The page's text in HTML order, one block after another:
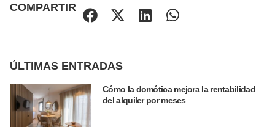
COMPARTIR
ÚLTIMAS ENTRADAS
Cómo la domótica mejora la rentabilidad
del alquiler por meses